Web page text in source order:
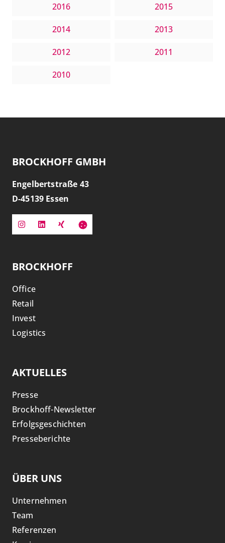
2016 2015
2014 2013
2012 2011
2010
BROCKHOFF GMBH
Engelbertstraße 43
D-45139 Essen
BROCKHOFF
Office
Retail
Invest
Logistics
AKTUELLES
Presse
Brockhoff-Newsletter
Erfolgsgeschichten
Presseberichte
ÜBER UNS
Unternehmen
Team
Referenzen